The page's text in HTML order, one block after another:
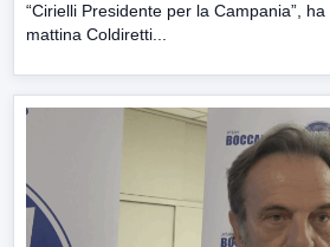
“Cirielli Presidente per la Campania”,
mattina Coldiretti...